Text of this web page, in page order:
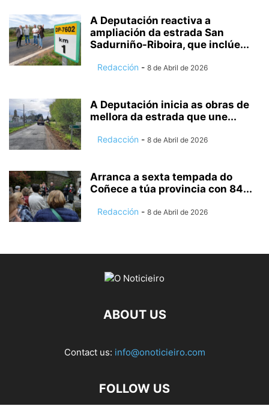
A Deputación reactiva a
ampliación da estrada San
Sadurniño-Riboira, que inclúe...
Redacción - 8 de Abril de 2026
A Deputación inicia as obras de
mellora da estrada que une...
Redacción - 8 de Abril de 2026
Arranca a sexta tempada do
Coñece a túa provincia con 84...
Redacción - 8 de Abril de 2026
ABOUT US
Contact us: info@onoticieiro.com
FOLLOW US